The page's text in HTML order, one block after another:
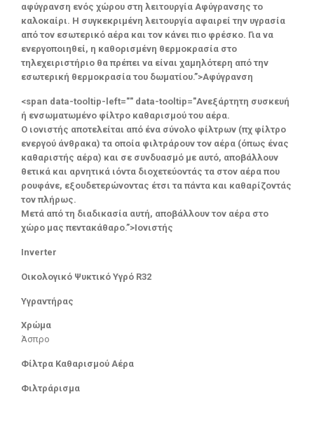
αφύγρανση ενός χώρου στη λειτουργία Αφύγρανσης το
καλοκαίρι. Η συγκεκριμένη λειτουργία αφαιρεί την υγρασία
από τον εσωτερικό αέρα και τον κάνει πιο φρέσκο. Για να
ενεργοποιηθεί, η καθορισμένη θερμοκρασία στο
τηλεχειριστήριο θα πρέπει να είναι χαμηλότερη από την
εσωτερική θερμοκρασία του δωματίου.”>Αφύγρανση
<span data-tooltip-left="" data-tooltip="Ανεξάρτητη συσκευή
ή ενσωματωμένο φίλτρο καθαρισμού του αέρα.
Ο ιονιστής αποτελείται από ένα σύνολο φίλτρων (πχ φίλτρο
ενεργού άνθρακα) τα οποία φιλτράρουν τον αέρα (όπως ένας
καθαριστής αέρα) και σε συνδυασμό με αυτό, αποβάλλουν
θετικά και αρνητικά ιόντα διοχετεύοντάς τα στον αέρα που
ρουφάνε, εξουδετερώνοντας έτσι τα πάντα και καθαρίζοντάς
τον πλήρως.
Μετά από τη διαδικασία αυτή, αποβάλλουν τον αέρα στο
χώρο μας πεντακάθαρο.”>Ιονιστής
Inverter
Οικολογικό Ψυκτικό Υγρό R32
Υγραντήρας
Χρώμα
Άσπρο
Φίλτρα Καθαρισμού Αέρα
Φιλτράρισμα